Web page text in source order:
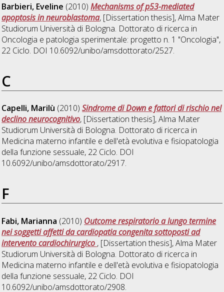
Barbieri, Eveline (2010)Mechanisms of p53-mediated
apoptosis in neuroblastoma, [Dissertation thesis], Alma Mater
Studiorum Università di Bologna. Dottorato di ricerca in
Oncologia e patologia sperimentale: progetto n. 1 "Oncologia",
22 Ciclo. DOI 10.6092/unibo/amsdottorato/2527.
C
Capelli, Marilù (2010)Sindrome di Down e fattori di rischio nel
declino neurocognitivo, [Dissertation thesis], Alma Mater
Studiorum Università di Bologna. Dottorato di ricerca in
Medicina materno infantile e dell'età evolutiva e fisiopatologia
della funzione sessuale, 22 Ciclo. DOI
10.6092/unibo/amsdottorato/2917.
F
Fabi, Marianna (2010) Outcome respiratorio a lungo termine
nei soggetti affetti da cardiopatia congenita sottoposti ad
intervento cardiochirurgico , [Dissertation thesis], Alma Mater
Studiorum Università di Bologna. Dottorato di ricerca in
Medicina materno infantile e dell'età evolutiva e fisiopatologia
della funzione sessuale, 22 Ciclo. DOI
10.6092/unibo/amsdottorato/2908.